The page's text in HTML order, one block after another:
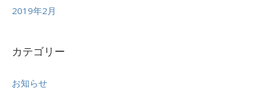
2019年2月
カテゴリー
お知らせ